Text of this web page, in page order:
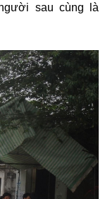
sau cùng là